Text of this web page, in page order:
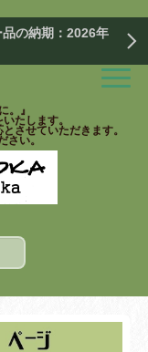
の納期：2026年
。』
たします。
させていただきます。
さい。